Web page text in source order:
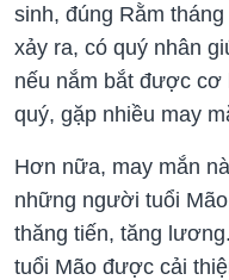
sinh, đúng Rằm
xảy ra, có quý nhân
nếu nắm bắt được cơ
quý, gặp nhiều may
Hơn nữa, may mắn
những người tuổi
thăng tiến, tăng
tuổi Mão được cải